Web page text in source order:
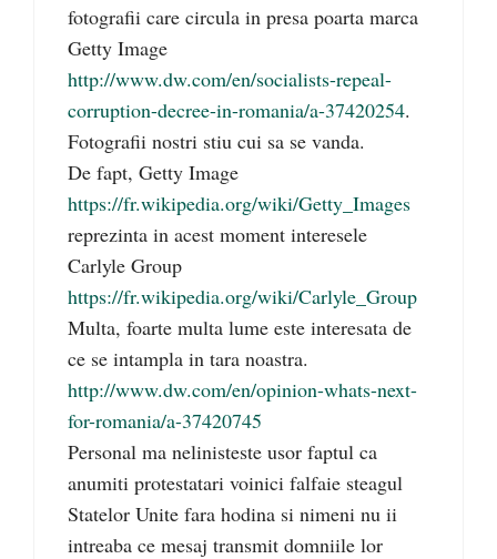
fotografii care circula in presa poarta marca
Getty Image
http://www.dw.com/en/socialists-repeal-
corruption-decree-in-romania/a-37420254.
Fotografii nostri stiu cui sa se vanda.
De fapt, Getty Image
https://fr.wikipedia.org/wiki/Getty_Images
reprezinta in acest moment interesele
Carlyle Group
https://fr.wikipedia.org/wiki/Carlyle_Group
Multa, foarte multa lume este interesata de
ce se intampla in tara noastra.
http://www.dw.com/en/opinion-whats-next-
for-romania/a-37420745
Personal ma nelinisteste usor faptul ca
anumiti protestatari voinici falfaie steagul
Statelor Unite fara hodina si nimeni nu ii
intreaba ce mesaj transmit domniile lor